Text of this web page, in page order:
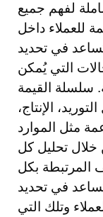
لفهم جميع
للعملاء داخل
في تحديد
التي يُمكن
سلسلة القيمة
الإنتاج،
مثل الموارد
خلال تحليل كل
المرتبطة بكل
في تحديد
وتلك التي